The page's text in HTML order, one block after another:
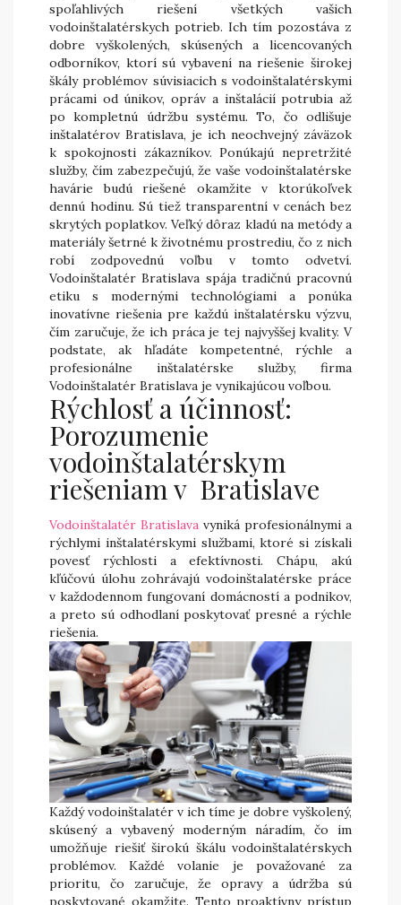
spoľahlivých riešení všetkých vašich
vodoinštalatérskych potrieb. Ich tím pozostáva z
dobre vyškolených, skúsených a licencovaných
odborníkov, ktorí sú vybavení na riešenie širokej
škály problémov súvisiacich s vodoinštalatérskymi
prácami od únikov, opráv a inštalácií potrubia až
po kompletnú údržbu systému. To, čo odlišuje
inštalatérov Bratislava, je ich neochvejný záväzok
k spokojnosti zákazníkov. Ponúkajú nepretržité
služby, čím zabezpečujú, že vaše vodoinštalatérske
havárie budú riešené okamžite v ktorúkoľvek
dennú hodinu. Sú tiež transparentní v cenách bez
skrytých poplatkov. Veľký dôraz kladú na metódy a
materiály šetrné k životnému prostrediu, čo z nich
robí zodpovednú voľbu v tomto odvetví.
Vodoinštalatér Bratislava spája tradičnú pracovnú
etiku s modernými technológiami a ponúka
inovatívne riešenia pre každú inštalatérsku výzvu,
čím zaručuje, že ich práca je tej najvyššej kvality. V
podstate, ak hľadáte kompetentné, rýchle a
profesionálne inštalatérske služby, firma
Vodoinštalatér Bratislava je vynikajúcou voľbou.
Rýchlosť a účinnosť:
Porozumenie
vodoinštalatérskym
riešeniam v Bratislave
Vodoinštalatér Bratislava vyniká profesionálnymi a
rýchlymi inštalatérskymi službami, ktoré si získali
povesť rýchlosti a efektívnosti. Chápu, akú
kľúčovú úlohu zohrávajú vodoinštalatérske práce
v každodennom fungovaní domácností a podnikov,
a preto sú odhodlaní poskytovať presné a rýchle
riešenia.
Každý vodoinštalatér v ich tíme je dobre vyškolený,
skúsený a vybavený moderným náradím, čo im
umožňuje riešiť širokú škálu vodoinštalatérskych
problémov. Každé volanie je považované za
prioritu, čo zaručuje, že opravy a údržba sú
poskytované okamžite. Tento proaktívny prístup